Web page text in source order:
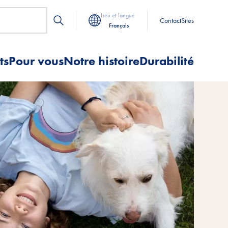
Lieu et langue
Français
ContactSites
Pour vousNotre histoireDurabilité